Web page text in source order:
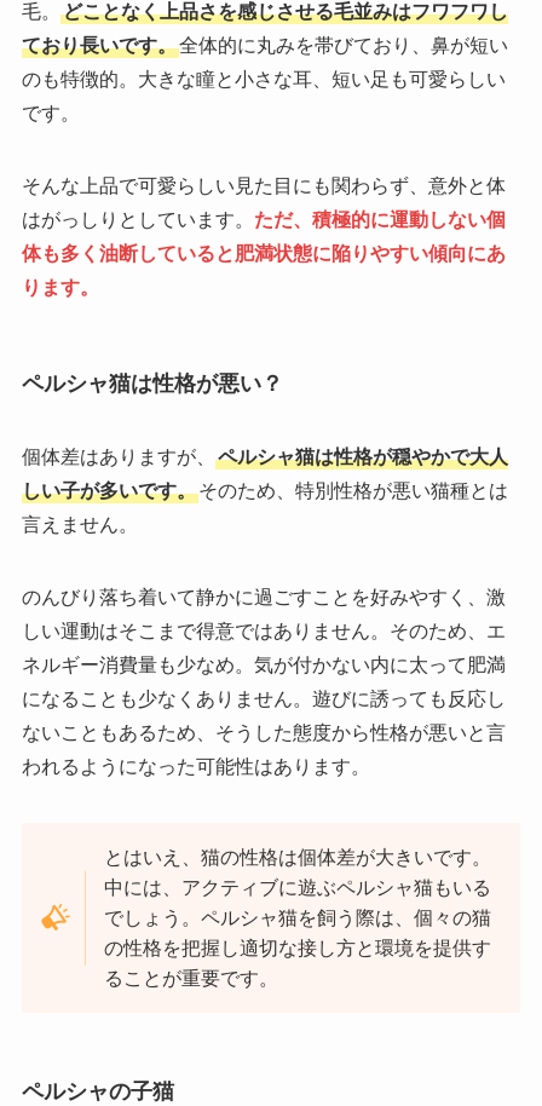
毛。
どことなく上品さを感じさせる毛並みはフワフワし
ており長いです。全体的に丸みを帯びており、鼻が短い
のも特徴的。大きな瞳と小さな耳、短い足も可愛らしい
です。
そんな上品で可愛らしい見た目にも関わらず、意外と体
はがっしりとしています。 ただ、積極的に運動しない個
体も多く油断していると肥満状態に陥りやすい傾向にあ
ります。
ペルシャ猫は性格が悪い？
個体差はありますが、
ペルシャ猫は性格が穏やかで大人
しい子が多いです。そのため、特別性格が悪い猫種とは
言えません。
のんびり落ち着いて静かに過ごすことを好みやすく、激
しい運動はそこまで得意ではありません。そのため、エ
ネルギー消費量も少なめ。気が付かない内に太って肥満
になることも少なくありません。遊びに誘っても反応し
ないこともあるため、そうした態度から性格が悪いと言
われるようになった可能性はあります。
とはいえ、猫の性格は個体差が大きいです。
中には、アクティブに遊ぶペルシャ猫もいる
でしょう。ペルシャ猫を飼う際は、個々の猫
の性格を把握し適切な接し方と環境を提供す
ることが重要です。
ペルシャの子猫